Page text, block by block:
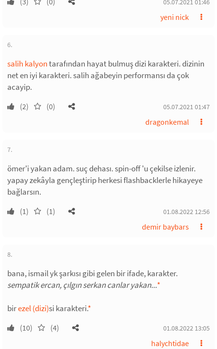
05.07.2021 01:46
yeni nick
6.
salih kalyontarafından hayat bulmuş dizi karakteri. dizinin
net en iyi karakteri. salih ağabeyin performansı da çok
acayip.
(2) (0) 05.07.2021 01:47
dragonkemal
7.
ömer'i yakan adam. suç dehası. spin-off 'u çekilse izlenir.
yapay zekâyla gençleştirip herkesi flashbacklerle hikayeye
bağlarsın.
(1) (1) 01.08.2022 12:56
demir baybars
8.
bana, ismail yk şarkısı gibi gelen bir ifade, karakter.
sempatik ercan, çılgın serkan canlar yakan...*
birezel (dizi)si karakteri.*
(10) (4) 01.08.2022 13:05
halychtidae